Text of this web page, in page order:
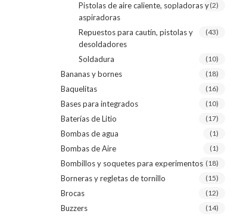
Pistolas de aire caliente, sopladoras y
aspiradoras
(2)
Repuestos para cautín, pistolas y
desoldadores
(43)
Soldadura (10)
Bananas y bornes (18)
Baquelitas (16)
Bases para integrados (10)
Baterías de Litio (17)
Bombas de agua (1)
Bombas de Aire (1)
Bombillos y soquetes para experimentos (18)
Borneras y regletas de tornillo (15)
Brocas (12)
Buzzers (14)